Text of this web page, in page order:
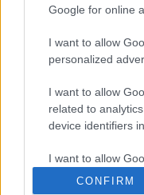
Google for online
I want to allow
personalized
I want to allow
related to
device identifiers
I want to allow
related toCONFIRM
jutott eszébe, hogy
Sündörgés
2014. június 25.
Rendőrök mutatják
nagymotorral,
úton.